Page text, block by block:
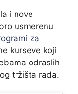
i nove
usmerenu
za
kurseve koji
odraslih
tržišta rada.